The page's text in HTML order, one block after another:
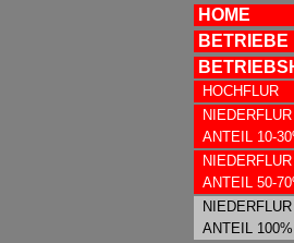
HOME
BETRIEBE
HOCHFLUR
NIEDERFLUR
ANTEIL 10-
NIEDERFLUR
ANTEIL 50-
NIEDERFLUR
ANTEIL 100%